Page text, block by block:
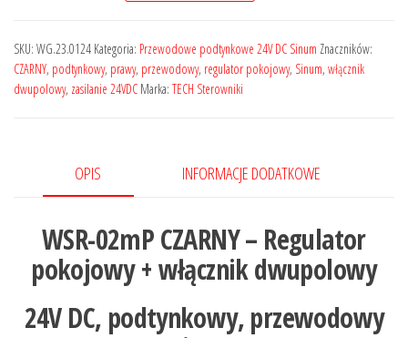
SKU: WG.23.0124 Kategoria: Przewodowe podtynkowe 24V DC Sinum Znaczników:
CZARNY, podtynkowy, prawy, przewodowy, regulator pokojowy, Sinum, włącznik
dwupolowy, zasilanie 24VDC Marka: TECH Sterowniki
OPIS INFORMACJE DODATKOWE
WSR-02mP CZARNY – Regulator
pokojowy + włącznik dwupolowy
24V DC, podtynkowy, przewodowy